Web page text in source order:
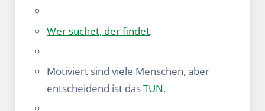
Wer suchet, der findet.
Motiviert sind viele Menschen, aber
entscheidend ist dasTUN.